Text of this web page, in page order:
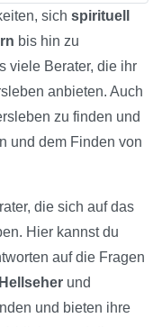
sich spirituell
bis hin zu
viele Berater, die ihr
anbieten. Auch
zu finden und
und dem Finden von
die sich auf das
Hier kannst du
auf die Fragen
Hellseher und
und bieten ihre